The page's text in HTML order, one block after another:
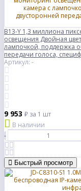
B13-Y 1,3 миллиона
освещения Двойная
лампочкой, поддержка
передачи голоса,
Артикул: -
9 953 ₽ за 1 шт
В наличии
-
Быстрый просмотр